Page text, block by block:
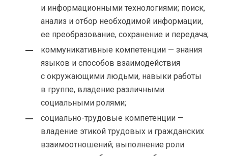
и информационными технологиями; поиск,
анализ и отбор необходимой информации,
ее преобразование, сохранение и передача;
коммуникативные компетенции — знания
языков и способов взаимодействия
с окружающими людьми, навыки работы
в группе, владение различными
социальными ролями;
социально-трудовые компетенции —
владение этикой трудовых и гражданских
взаимоотношений; выполнение роли